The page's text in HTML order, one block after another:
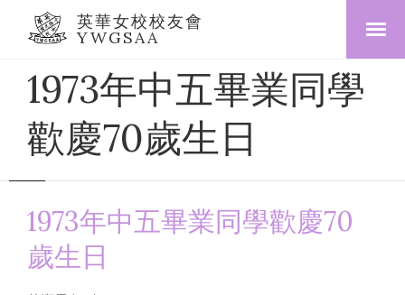
英華女校校友會
YWGSAA
1973年中五畢業同學
歡慶70歲生日
1973年中五畢業同學歡慶70
歲生日